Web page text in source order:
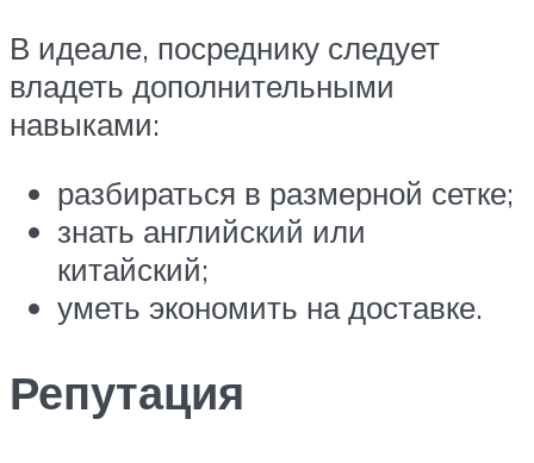
В идеале, посреднику следует
владеть дополнительными
навыками:
разбираться в размерной сетке;
знать английский или
китайский;
уметь экономить на доставке.
Репутация